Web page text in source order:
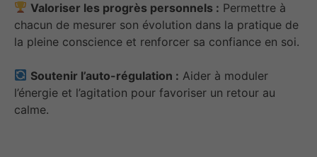
Valoriser les progrès personnels : Permettre à
chacun de mesurer son évolution dans la pratique de
la pleine conscience et renforcer sa confiance en soi.
Soutenir l’auto-régulation : Aider à moduler
l’énergie et l’agitation pour favoriser un retour au
calme.